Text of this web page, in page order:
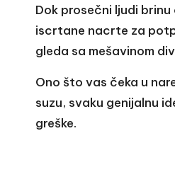
Dok prosečni ljudi
iscrtane nacrte za
gleda sa mešavinom
Ono što vas čeka u
suzu, svaku genijalnu
greške.